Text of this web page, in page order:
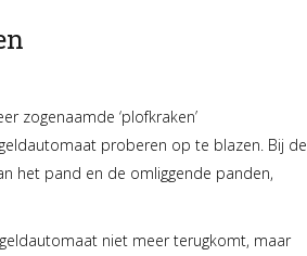
zogenaamde ‘plofkraken’
proberen op te blazen. Bij de
het pand en de omliggende panden,
niet meer terugkomt, maar